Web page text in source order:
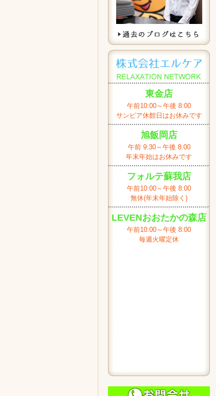
東金店
午前10:00～午後 8:00
サンピア休館日はお休みです
旭飯岡店
午前 9:30～午後 8:00
年末年始はお休みです
フォルテ蘇我店
午前10:00～午後 8:00
無休(年末年始除く)
LEVENおおたかの森店
午前10:00～午後 8:00
毎週火曜定休